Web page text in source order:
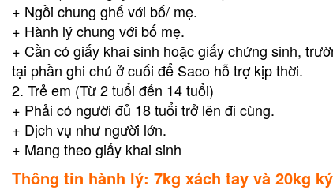
+ Ngồi chung ghế với bố/ mẹ.
+ Hành lý chung với bố mẹ.
+ Cần có giấy khai sinh hoặc giấy chứng sinh,
tại phần ghi chú ở cuối để Saco hỗ trợ kịp thời.
2. Trẻ em (Từ 2 tuổi đến 14 tuổi)
+ Phải có người đủ 18 tuổi trở lên đi cùng.
+ Dịch vụ như người lớn.
+ Mang theo giấy khai sinh
Thông tin hành lý: 7kg xách tay và 20kg